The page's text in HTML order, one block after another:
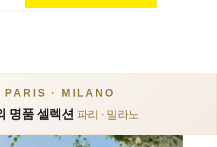
PARIS · MILANO
명품 셀렉션 파리 · 밀라노